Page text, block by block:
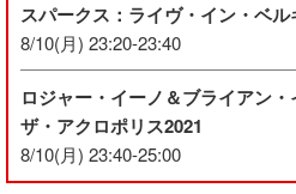
スパークス：ライヴ・イン・ベル
8/10(月) 23:20-23:40
ロジャー・イーノ＆ブライアン
ザ・アクロポリス2021
8/10(月) 23:40-25:00